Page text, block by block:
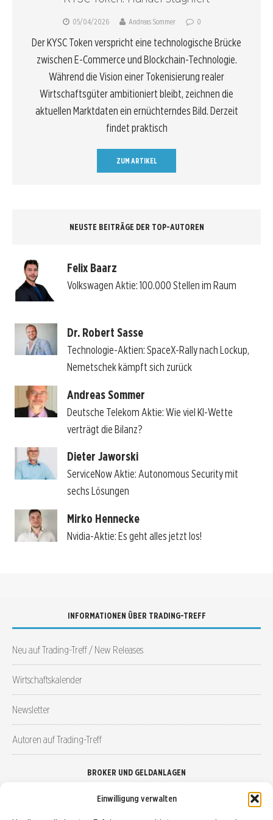
Einwilligung verwalten
05/04/2026 Andreas Sommer 0
Der KYSC Token verspricht eine technologische Brücke
zwischen E-Commerce und Blockchain-Technologie.
Während die Vision einer Tokenisierung realer
Wirtschaftsgüter ambitioniert bleibt, zeichnen die
aktuellen Marktdaten ein ernüchterndes Bild. Derzeit
findet praktisch
ZUM ARTIKEL
NEUSTE BEITRÄGE DER TOP-AUTOREN
Felix Baarz
Volkswagen Aktie: 100.000 Stellen im Raum
Dr. Robert Sasse
Technologie-Aktien: SpaceX-Rally nach Lockup,
Nemetschek kämpft sich zurück
Andreas Sommer
Deutsche Telekom Aktie: Wie viel KI-Wette
verträgt die Bilanz?
Dieter Jaworski
ServiceNow Aktie: Autonomous Security mit
sechs Lösungen
Mirko Hennecke
Nvidia-Aktie: Es geht alles jetzt los!
INFORMATIONEN ÜBER TRADING-TREFF
Neu auf Trading-Treff / New Releases
Wirtschaftskalender
Newsletter
Autoren auf Trading-Treff
BROKER UND GELDANLAGEN